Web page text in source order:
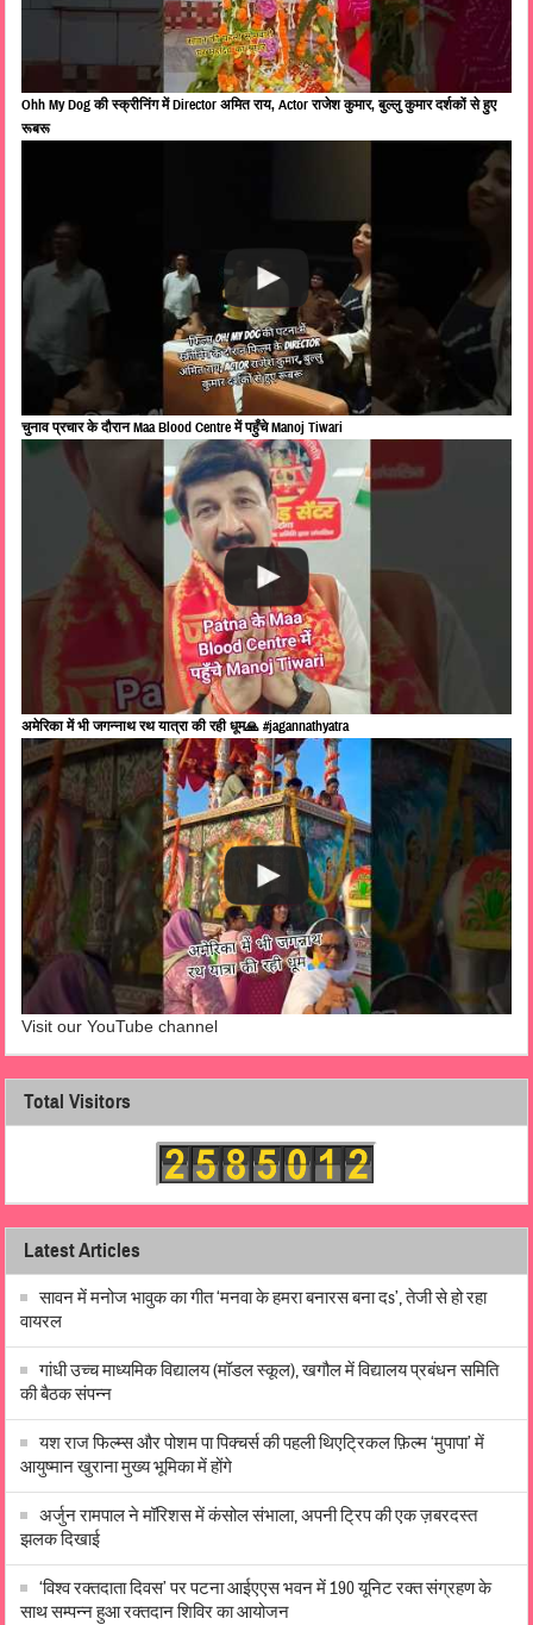
Ohh My Dog की स्क्रीनिंग में Director अमित राय, Actor राजेश कुमार, बुल्लु कुमार दर्शकों से हुए
रूबरू
चुनाव प्रचार के दौरान Maa Blood Centre में पहुँचे Manoj Tiwari
अमेरिका में भी जगन्नाथ रथ यात्रा की रही धूम🙏 #jagannathyatra
Visit our YouTube channel
Total Visitors
Latest Articles
सावन में मनोज भावुक का गीत ‘मनवा के हमरा बनारस बना दs’, तेजी से हो रहा
वायरल
गांधी उच्च माध्यमिक विद्यालय (मॉडल स्कूल), खगौल में विद्यालय प्रबंधन समिति
की बैठक संपन्न
यश राज फिल्म्स और पोशम पा पिक्चर्स की पहली थिएट्रिकल फ़िल्म ‘मुपापा’ में
आयुष्मान खुराना मुख्य भूमिका में होंगे
अर्जुन रामपाल ने मॉरिशस में कंसोल संभाला, अपनी ट्रिप की एक ज़बरदस्त
झलक दिखाई
‘विश्व रक्तदाता दिवस’ पर पटना आईएएस भवन में 190 यूनिट रक्त संग्रहण के
साथ सम्पन्न हुआ रक्तदान शिविर का आयोजन